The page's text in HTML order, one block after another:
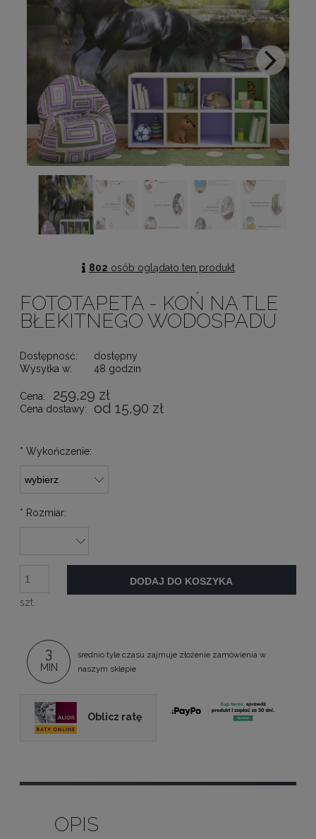
802 osób oglądało ten produkt
FOTOTAPETA - KOŃ NA TLE
BŁEKITNEGO WODOSPADU
Dostępność:
dostępny
Wysyłka w:
48 godzin
Cena: 259,29 zł
Cena dostawy: od 15,90 zł
* Wykończenie:
* Rozmiar:
szt.
DODAJ DO KOSZYKA
3
MIN
średnio tyle czasu zajmuje złożenie zamówienia w
naszym sklepie
Oblicz ratę
OPIS